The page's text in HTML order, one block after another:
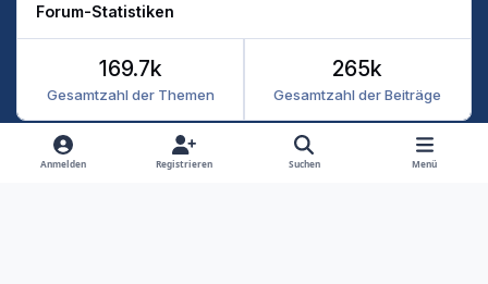
Forum-Statistiken
Gesamtzahl der Themen
169.7k
Gesamtzahl der Beiträge
265k
Heller Modus
Dunkler Modus
Systemeinstellung
Anmelden Registrieren Suchen Menü